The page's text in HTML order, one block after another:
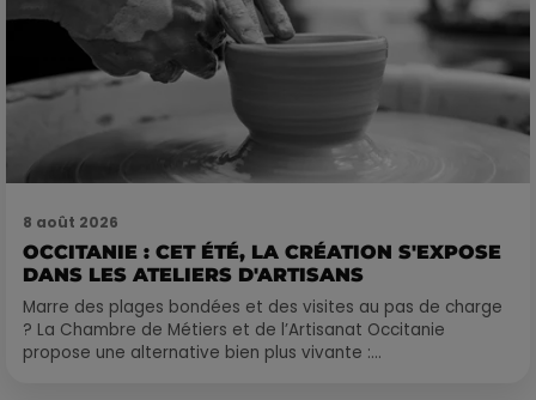
8 août 2026
OCCITANIE : CET ÉTÉ, LA CRÉATION S'EXPOSE
DANS LES ATELIERS D'ARTISANS
Marre des plages bondées et des visites au pas de charge
? La Chambre de Métiers et de l’Artisanat Occitanie
propose une alternative bien plus vivante :...